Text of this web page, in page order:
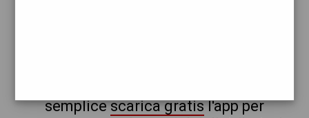
semplicescarica gratisl'app per